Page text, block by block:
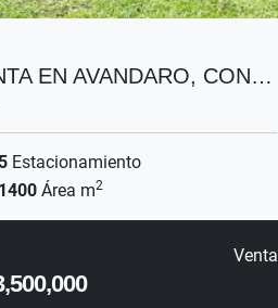
EN AVANDARO, CON…
5 Estacionamiento
1400 Área m2
Venta